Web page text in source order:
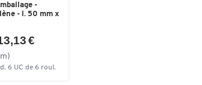
-
- l. 50 mm x
€
6 UC de 6 roul.